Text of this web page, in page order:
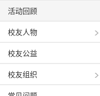
活动回顾
校友人物
校友公益
校友组织